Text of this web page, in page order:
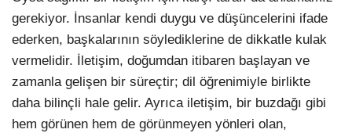
gerekiyor. İnsanlar kendi duygu ve düşüncelerini ifade
ederken, başkalarının söylediklerine de dikkatle kulak
vermelidir. İletişim, doğumdan itibaren başlayan ve
zamanla gelişen bir süreçtir; dil öğrenimiyle birlikte
daha bilinçli hale gelir. Ayrıca iletişim, bir buzdağı gibi
hem görünen hem de görünmeyen yönleri olan,